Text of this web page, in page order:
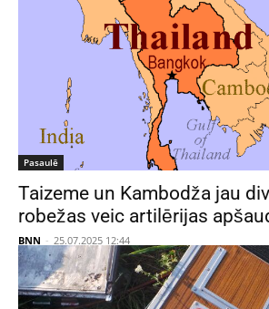
Pasaulē
Taizeme un Kambodža jau
robežas veic artilērijas
BNN - 25.07.2025 12:44